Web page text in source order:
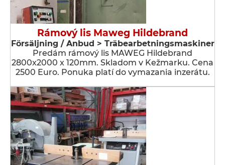
Rámový lis Maweg Hildebrand
Försäljning / Anbud > Träbearbetningsmaskiner
Predám rámový lis MAWEG Hildebrand
2800x2000 x 120mm. Skladom v Kežmarku. Cena
2500 Euro. Ponuka platí do vymazania inzerátu.